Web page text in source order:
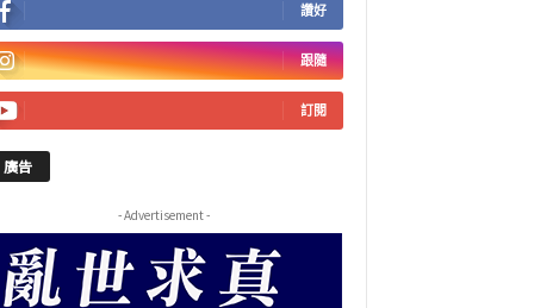
讚好
跟隨
訂閱
廣告
- Advertisement -